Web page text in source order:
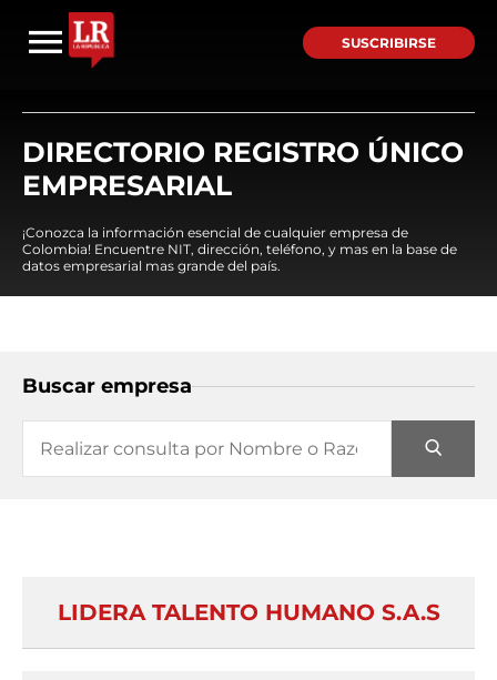
SUSCRIBIRSE
DIRECTORIO REGISTRO ÚNICO
EMPRESARIAL
¡Conozca la información esencial de cualquier empresa de
Colombia! Encuentre NIT, dirección, teléfono, y mas en la base de
datos empresarial mas grande del país.
Buscar empresa
LIDERA TALENTO HUMANO S.A.S